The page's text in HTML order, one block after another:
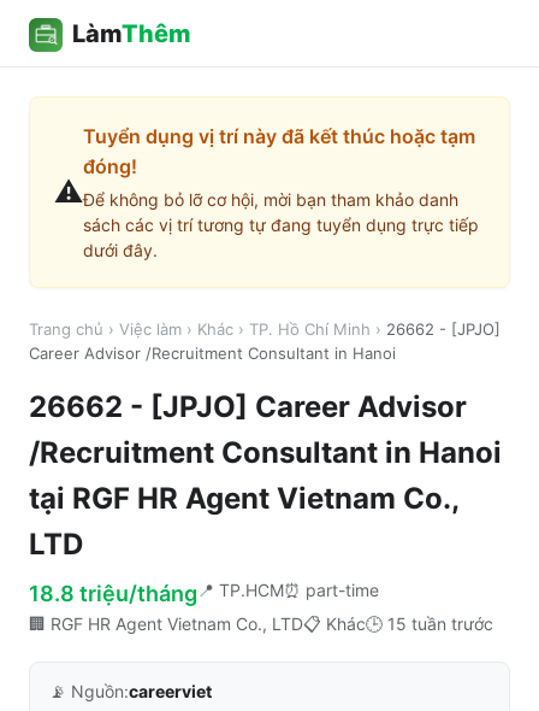
LàmThêm
⚠️
Tuyển dụng vị trí này đã kết thúc hoặc tạm
đóng!
Để không bỏ lỡ cơ hội, mời bạn tham khảo danh
sách các vị trí tương tự đang tuyển dụng trực tiếp
dưới đây.
Trang chủ › Việc làm › Khác › TP. Hồ Chí Minh › 26662 - [JPJO]
Career Advisor /Recruitment Consultant in Hanoi
26662 - [JPJO] Career Advisor
/Recruitment Consultant in Hanoi
tại RGF HR Agent Vietnam Co.,
LTD
18.8 triệu/tháng 📍 TP.HCM⏰ part-time
🏢 RGF HR Agent Vietnam Co., LTD📋 Khác🕒 15 tuần trước
📡 Nguồn:careerviet